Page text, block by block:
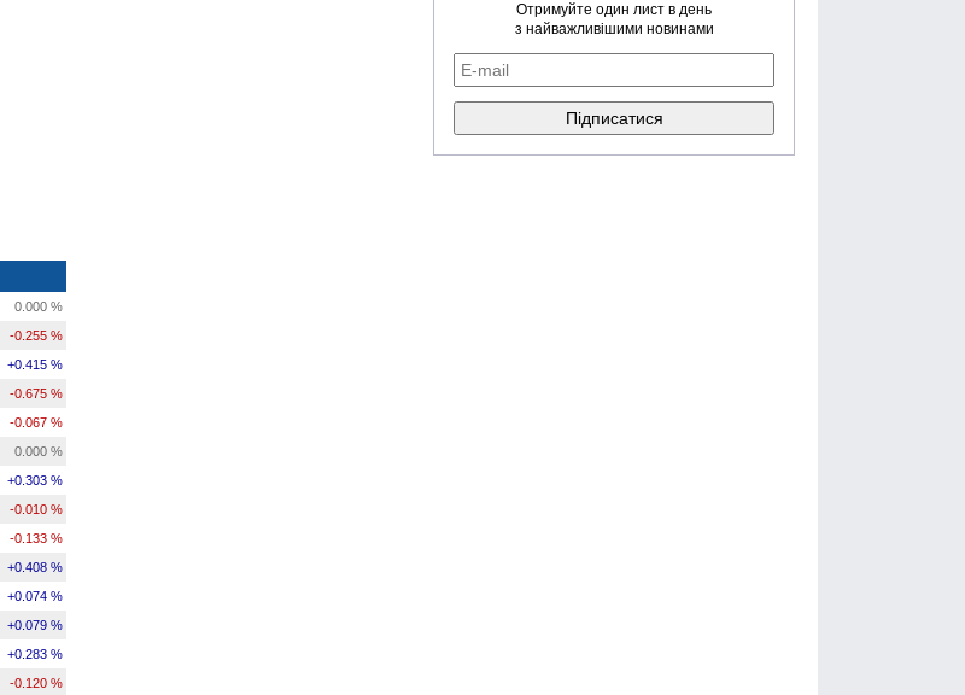
0.000 %
-0.255 %
+0.415 %
-0.675 %
-0.067 %
0.000 %
+0.303 %
-0.010 %
-0.133 %
+0.408 %
+0.074 %
+0.079 %
+0.283 %
-0.120 %
Отримуйте один лист в день
з найважливішими новинами